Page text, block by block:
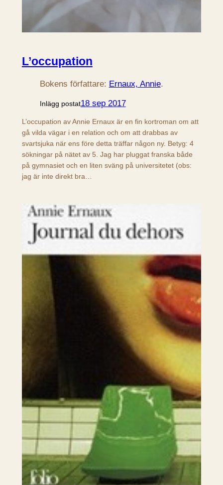
L’occupation
Bokens författare: Ernaux, Annie.
Inlägg postat18 sep 2017
L’occupation av Annie Ernaux är en fin kortroman om att
gå vilda vägar i en relation och om att drabbas av
svartsjuka när ens före detta träffar någon ny. Betyg: 4
sökningar på nätet av 5. Jag har pluggat franska både
på gymnasiet och en liten sväng på universitetet (obs:
jag är inte direkt bra…